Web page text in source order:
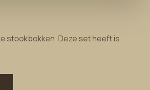
stookbokken. Deze set heeft is